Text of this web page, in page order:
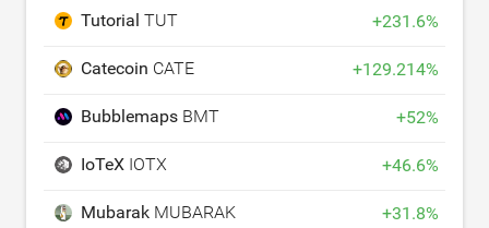
Tutorial TUT +231.6%
Catecoin CATE +129.214%
Bubblemaps BMT +52%
IoTeX IOTX +46.6%
Mubarak MUBARAK +31.8%